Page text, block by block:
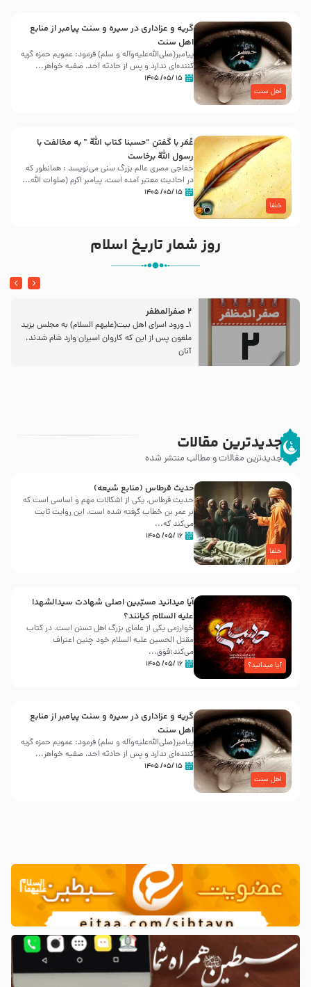
اهل سنت
گریه و عزاداری در سیره و سنت پیامبر از منابع
اهل سنت
پیامبر(صلی‌الله‌علیه‌وآله و سلم) فرمود: عمویم حمزه گریه
کننده‌ای ندارد و پس از حادثه احد، صفیه خواهر...
۱۵ /۰۵/ ۱۴۰۵
خلفا
عُمَر با گفتن “حسبنا كتاب اللّه ” به مخالفت با
رسول اللّه برخاست
خفاجی مصری عالم بزرگ سنی می‌نویسد : همانطور که
در احادیث معتبر آمده است، پیامبر اکرم (صلوات اللّه...
۱۵ /۰۵/ ۱۴۰۵
روز شمار تاریخ اسلام
2 صفرالمظفر
1ـ ورود اسراى اهل بیت‌(علیهم السلام) به مجلس یزید
ملعون پس از این كه كاروان اسیران وارد شام شدند،
آنان
جدیدترین مقالات
جدیدترین مقالات و مطالب منتشر شده
خلفا
حدیث قرطاس (منابع شیعه)
حدیث قرطاس، یکی از اشکالات مهم و اساسی است که
بر عمر بن خطاب گرفته شده است، این روایت ثابت
می‌کند که...
۱۶ /۰۵/ ۱۴۰۵
آیا میدانید؟
آیا میدانید مسبّبین اصلی شهادت سیدالشهدا
علیه ‌السلام کیانند؟
خوارزمی یکی از علمای بزرگ اهل تسنن است، در کتاب
مقتل الحسین علیه ‌السلام خود چنین اعتراف
می‌کند:فوَق...
۱۶ /۰۵/ ۱۴۰۵
اهل سنت
گریه و عزاداری در سیره و سنت پیامبر از منابع
اهل سنت
پیامبر(صلی‌الله‌علیه‌وآله و سلم) فرمود: عمویم حمزه گریه
کننده‌ای ندارد و پس از حادثه احد، صفیه خواهر...
۱۵ /۰۵/ ۱۴۰۵